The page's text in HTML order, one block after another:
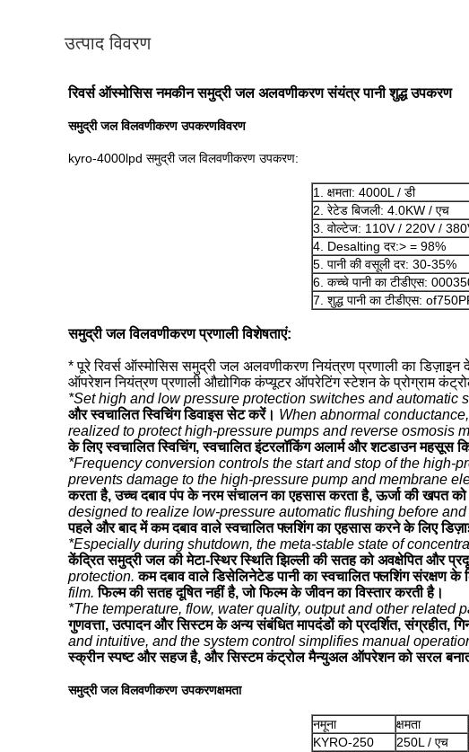
उत्पाद विवरण
रिवर्स ऑस्मोसिस नमकीन समुद्री जल अलवणीकरण संयंत्र पानी शुद्ध उपकरण
समुद्री जल विलवणीकरण उपकरणविवरण
kyro-4000lpd समुद्री जल विलवणीकरण उपकरण:
1. क्षमता: 4000L / डी
2. रेटेड बिजली: 4.0KW / एच
3. वोल्टेज: 110V / 220V /
4. Desalting दर:> = 98%
5. पानी की वसूली दर: 30-35%
6. कच्चे पानी का टीडीएस:
7. शुद्ध पानी का टीडीएस:
समुद्री जल विलवणीकरण प्रणालीविशेषताएं:
* पूरे रिवर्स ऑस्मोसिस समुद्री जल अलवणीकरण नियंत्रण प्रणाली का डिज़ाइन
ऑपरेशन नियंत्रण प्रणाली औद्योगिक कंप्यूटर ऑपरेटिंग स्टेशन के प्रोग्राम
*Set high and low pressure protection switches and automatic
और स्वचालित स्विचिंग डिवाइस सेट करें। When abnormal
realized to protect high-pressure pumps and reverse osmosis
के लिए स्वचालित स्विचिंग, स्वचालित इंटरलॉकिंग अलार्म और शटडाउन महसूस
*Frequency conversion controls the start and stop of the high-
prevents damage to the high-pressure pump and membrane
करता है, उच्च दबाव पंप के नरम संचालन का एहसास करता है, ऊर्जा की खपत
designed to realize low-pressure automatic flushing before
पहले और बाद में कम दबाव वाले स्वचालित फ्लशिंग का एहसास करने के लिए
*Especially during shutdown, the meta-stable state of
केंद्रित समुद्री जल की मेटा-स्थिर स्थिति झिल्ली की सतह को अवक्षेपित और
protection. कम दबाव वाले डिसेलिनेटेड पानी का स्वचालित फ्लशिंग संरक्षण
film. फिल्म की सतह दूषित नहीं है, जो फिल्म के जीवन का विस्तार करती है।
*The temperature, flow, water quality, output and other related
गुणवत्ता, उत्पादन और सिस्टम के अन्य संबंधित मापदंडों को प्रदर्शित, संग्रहीत,
and intuitive, and the system control simplifies manual
स्क्रीन स्पष्ट और सहज है, और सिस्टम कंट्रोल मैन्युअल ऑपरेशन को सरल
समुद्री जल विलवणीकरण उपकरणक्षमता
नमूना क्षमता
KYRO-250
250L / एच